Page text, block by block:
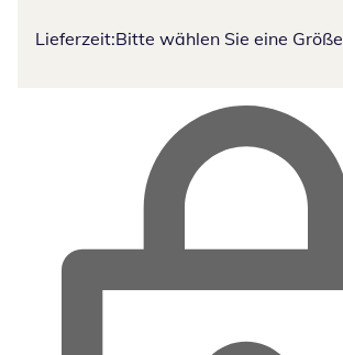
Lieferzeit:Bitte wählen Sie eine Größe